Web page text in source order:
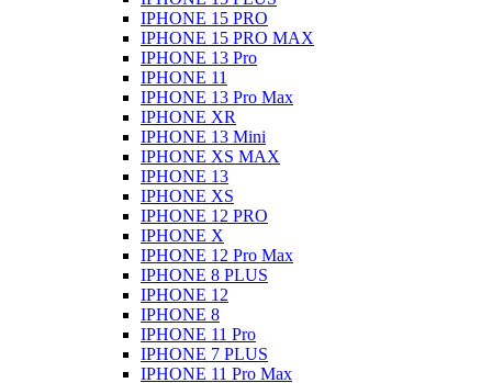
IPHONE 15 PRO
IPHONE 15 PRO MAX
IPHONE 13 Pro
IPHONE 11
IPHONE 13 Pro Max
IPHONE XR
IPHONE 13 Mini
IPHONE XS MAX
IPHONE 13
IPHONE XS
IPHONE 12 PRO
IPHONE X
IPHONE 12 Pro Max
IPHONE 8 PLUS
IPHONE 12
IPHONE 8
IPHONE 11 Pro
IPHONE 7 PLUS
IPHONE 11 Pro Max